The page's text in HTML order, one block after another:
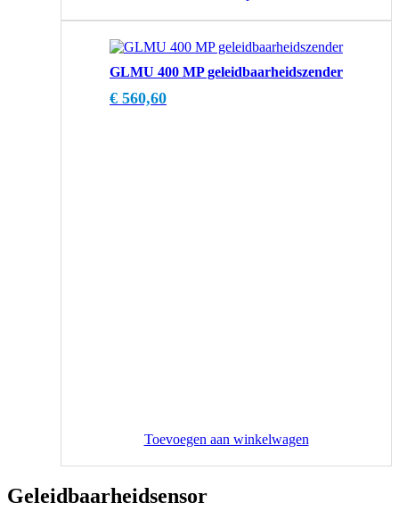
GLMU 400 MP geleidbaarheidszender
€ 560,60
Toevoegen aan winkelwagen
Geleidbaarheidsensor